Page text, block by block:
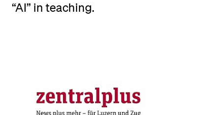
“AI” in teaching.